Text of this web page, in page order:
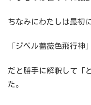
ちなみにわたしは最初
「ジベル薔薇色飛行神」
だと勝手に解釈して「
た。